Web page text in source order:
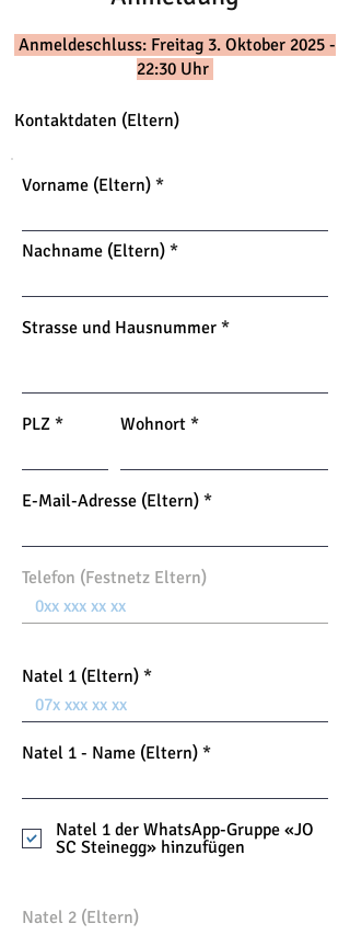
Anmeldeschluss: Freitag 3. Oktober 2025 -
22:30 Uhr
Kontaktdaten (Eltern)
Vorname (Eltern)
Nachname (Eltern)
Strasse und Hausnummer
PLZ Wohnort
E-Mail-Adresse (Eltern)
Telefon (Festnetz Eltern)
Natel 1 (Eltern)
Natel 1 - Name (Eltern)
Natel 1 der WhatsApp-Gruppe «JO
SC Steinegg» hinzufügen
Natel 2 (Eltern)